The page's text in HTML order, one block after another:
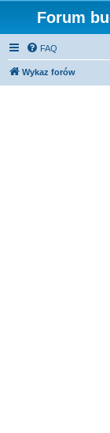
Forum
FAQ
Wykaz forów